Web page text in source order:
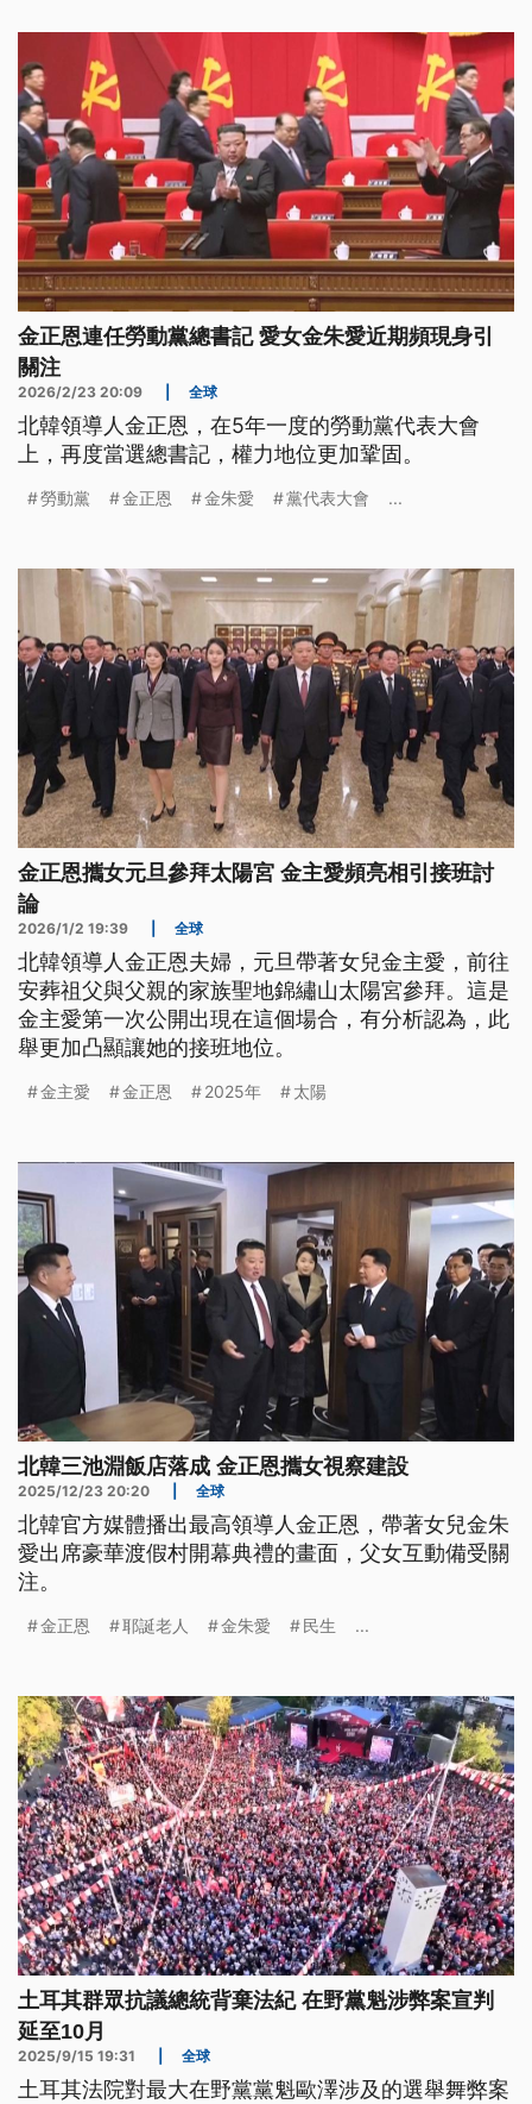
金正恩連任勞動黨總書記 愛女金朱愛近期頻現身引
關注
2026/2/23 20:09 全球
北韓領導人金正恩，在5年一度的勞動黨代表大會
上，再度當選總書記，權力地位更加鞏固。
勞動黨 金正恩 金朱愛 黨代表大會 ...
金正恩攜女元旦參拜太陽宮 金主愛頻亮相引接班討
論
2026/1/2 19:39 全球
北韓領導人金正恩夫婦，元旦帶著女兒金主愛，前往
安葬祖父與父親的家族聖地錦繡山太陽宮參拜。這是
金主愛第一次公開出現在這個場合，有分析認為，此
舉更加凸顯讓她的接班地位。
金主愛 金正恩 2025年 太陽
北韓三池淵飯店落成 金正恩攜女視察建設
2025/12/23 20:20 全球
北韓官方媒體播出最高領導人金正恩，帶著女兒金朱
愛出席豪華渡假村開幕典禮的畫面，父女互動備受關
注。
金正恩 耶誕老人 金朱愛 民生 ...
土耳其群眾抗議總統背棄法紀 在野黨魁涉弊案宣判
延至10月
2025/9/15 19:31 全球
土耳其法院對最大在野黨黨魁歐澤涉及的選舉舞弊案